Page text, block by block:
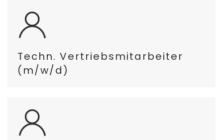
Techn. Vertriebsmitarbeiter
(m/w/d)